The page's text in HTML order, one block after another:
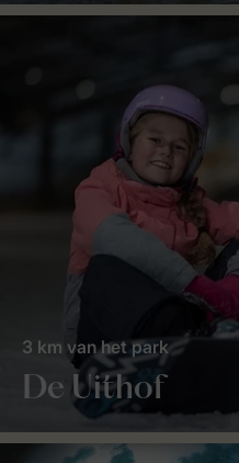
De Uithof
3 km van het park